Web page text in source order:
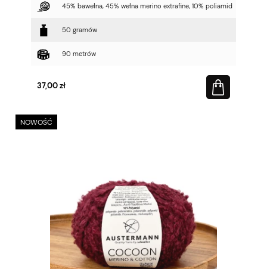
45% bawełna, 45% wełna merino extrafine, 10% poliamid
50 gramów
90 metrów
37,00 zł
NOWOŚĆ